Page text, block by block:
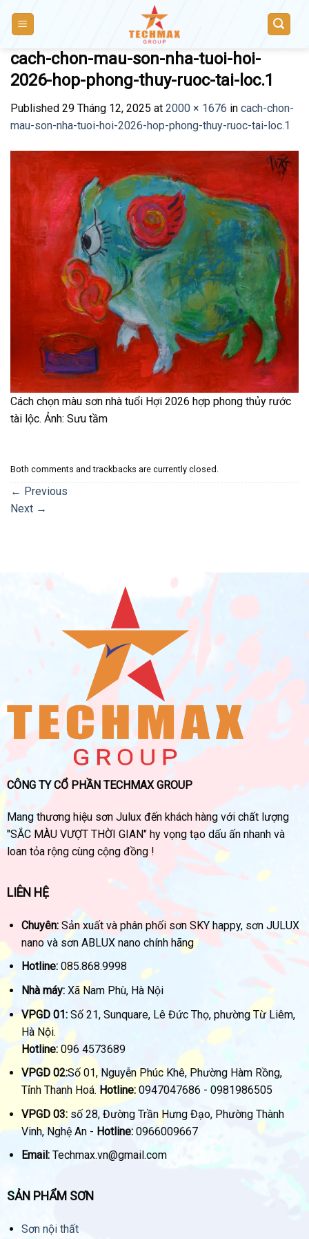
cach-chon-mau-son-nha-tuoi-hoi-
2026-hop-phong-thuy-ruoc-tai-loc.1
Published 29 Tháng 12, 2025 at 2000 × 1676 in cach-chon-
mau-son-nha-tuoi-hoi-2026-hop-phong-thuy-ruoc-tai-loc.1
Cách chọn màu sơn nhà tuổi Hợi 2026 hợp phong thủy rước
tài lộc. Ảnh: Sưu tầm
Both comments and trackbacks are currently closed.
← Previous
Next →
CÔNG TY CỔ PHẦN TECHMAX GROUP
Mang thương hiệu sơn Julux đến khách hàng với chất lượng
"SẮC MÀU VƯỢT THỜI GIAN" hy vọng tạo dấu ấn nhanh và
loan tỏa rộng cùng cộng đồng !
LIÊN HỆ
Chuyên:Sản xuất và phân phối sơn SKY happy, sơn JULUX
nano và sơn ABLUX nano chính hãng
Hotline:085.868.9998
Nhà máy:Xã Nam Phù, Hà Nội
VPGD 01:Số 21, Sunquare, Lê Đức Thọ, phường Từ Liêm,
Hà Nội.
Hotline:096 4573689
VPGD 02:Số 01, Nguyễn Phúc Khê, Phường Hàm Rồng,
Tỉnh Thanh Hoá.Hotline:0947047686 - 0981986505
VPGD 03:số 28, Đường Trần Hưng Đạo, Phường Thành
Vinh, Nghệ An - Hotline:0966009667
Email:Techmax.vn@gmail.com
SẢN PHẨM SƠN
Sơn nội thất